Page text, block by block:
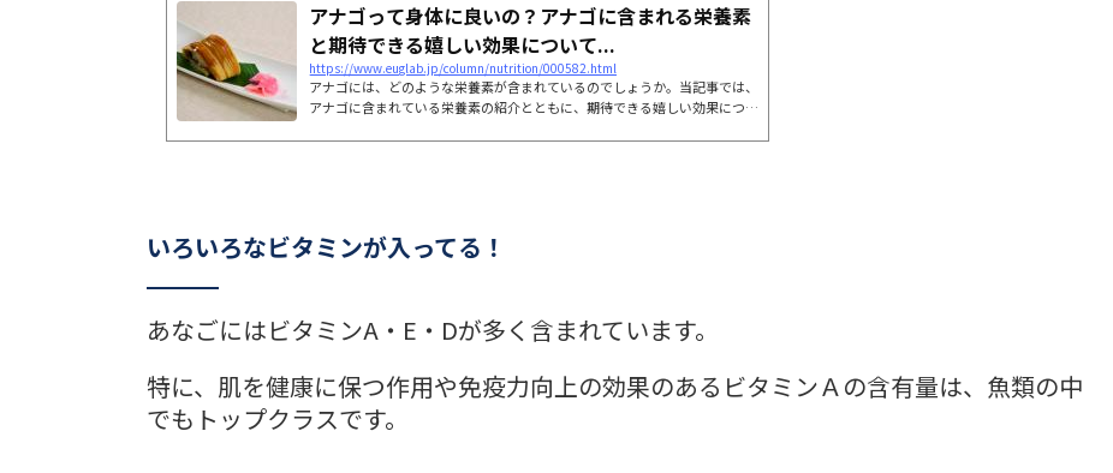
アナゴって身体に良いの？アナゴに含まれる栄養素
と期待できる嬉しい効果について...
https://www.euglab.jp/column/nutrition/000582.html
アナゴには、どのような栄養素が含まれているのでしょうか。当記事では、
アナゴに含まれている栄養素の紹介とともに、期待できる嬉しい効果につい
いろいろなビタミンが入ってる！
あなごにはビタミンA・E・Dが多く含まれています。
特に、肌を健康に保つ作用や免疫力向上の効果のあるビタミンＡの含有量は、魚類の中
でもトップクラスです。